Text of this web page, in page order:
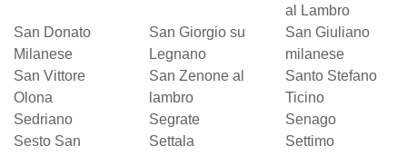
al Lambro
San Donato
Milanese
San Giorgio su
Legnano
San Giuliano
milanese
San Vittore
Olona
San Zenone al
lambro
Santo Stefano
Ticino
Sedriano
Segrate
Senago
Sesto San
Settala
Settimo